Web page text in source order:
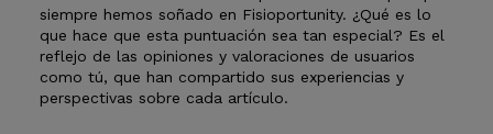
siempre hemos soñado en Fisioportunity. ¿Qué es lo
que hace que esta puntuación sea tan especial? Es el
reflejo de las opiniones y valoraciones de usuarios
como tú, que han compartido sus experiencias y
perspectivas sobre cada artículo.